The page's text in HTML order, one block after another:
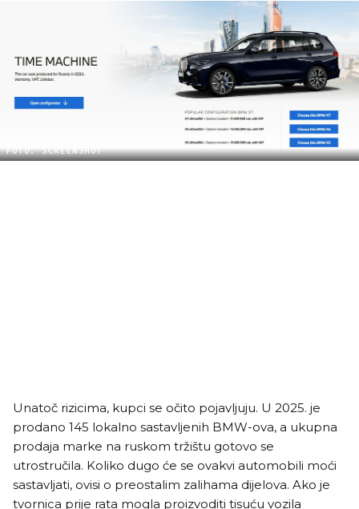
FOTO: SCREENSHOT
Unatoč rizicima, kupci se očito pojavljuju. U 2025. je
prodano 145 lokalno sastavljenih BMW-ova, a ukupna
prodaja marke na ruskom tržištu gotovo se
utrostručila. Koliko dugo će se ovakvi automobili moći
sastavljati, ovisi o preostalim zalihama dijelova. Ako je
tvornica prije rata mogla proizvoditi tisuću vozila